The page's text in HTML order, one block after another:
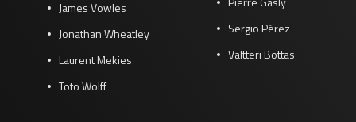
James Vowles
Jonathan Wheatley
Laurent Mekies
Toto Wolff
Sergio Pérez
Valtteri Bottas